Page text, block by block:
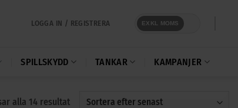
LOGGA IN / REGISTRERA EXKL MOMS
SPILLSKYDD TANKAR KAMPANJER
alla 14 resultatSortera